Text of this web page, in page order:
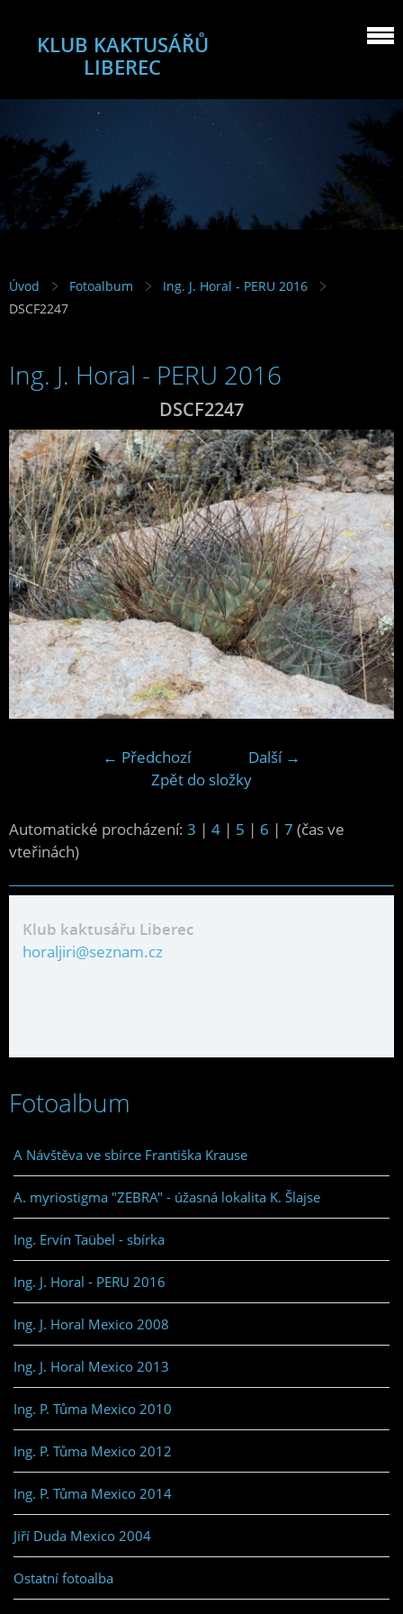
KLUB KAKTUSÁŘŮ
LIBEREC
Úvod Fotoalbum
Ing. J. Horal - PERU 2016
DSCF2247
Ing. J. Horal - PERU 2016
DSCF2247
← Předchozí
Další →
Zpět do složky
Automatické procházení: 3 | 4 | 5 | 6 | 7 (čas ve
vteřinách)
Klub kaktusářu Liberec
horaljiri@seznam.cz
Fotoalbum
A Návštěva ve sbírce Františka Krause
A. myriostigma "ZEBRA" - úžasná lokalita K. Šlajse
Ing. Ervín Taübel - sbírka
Ing. J. Horal - PERU 2016
Ing. J. Horal Mexico 2008
Ing. J. Horal Mexico 2013
Ing. P. Tůma Mexico 2010
Ing. P. Tůma Mexico 2012
Ing. P. Tůma Mexico 2014
Jiří Duda Mexico 2004
Ostatní fotoalba